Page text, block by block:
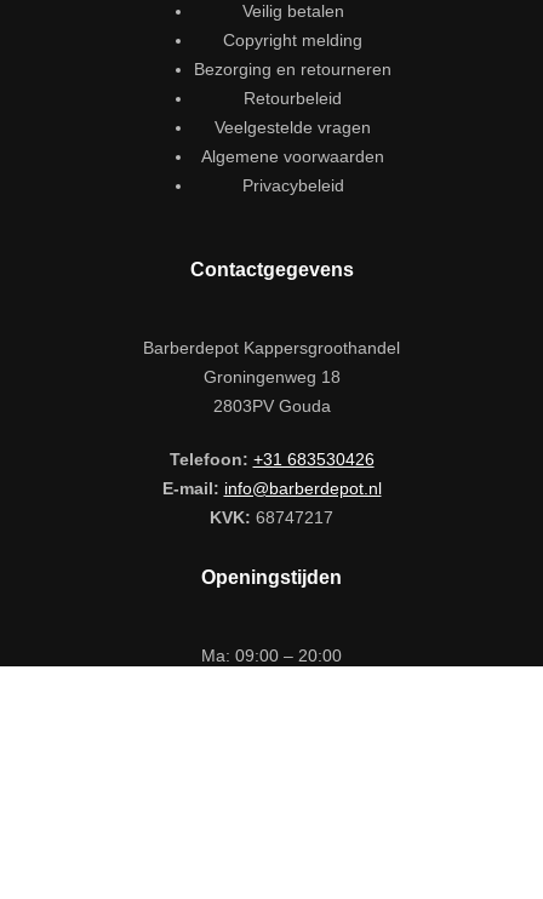
Veilig betalen
Copyright melding
Bezorging en retourneren
Retourbeleid
Veelgestelde vragen
Algemene voorwaarden
Privacybeleid
Contactgegevens
Barberdepot Kappersgroothandel
Groningenweg 18
2803PV Gouda
Telefoon: +31 683530426
E-mail: info@barberdepot.nl
KVK: 68747217
Openingstijden
Ma: 09:00 – 20:00